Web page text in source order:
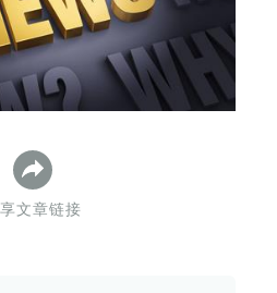
文章链接